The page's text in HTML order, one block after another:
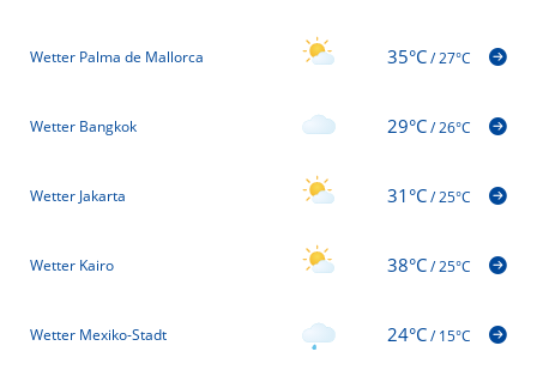
Wetter Palma de Mallorca 35°C/27°C
Wetter Bangkok 29°C/26°C
Wetter Jakarta 31°C/25°C
Wetter Kairo 38°C/25°C
Wetter Mexiko-Stadt 24°C/15°C